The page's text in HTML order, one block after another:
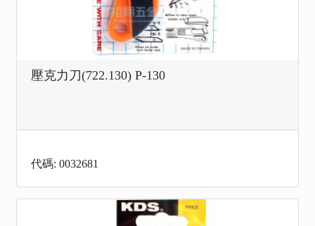
壓克力刀(722.130) P-130
代碼: 0032681